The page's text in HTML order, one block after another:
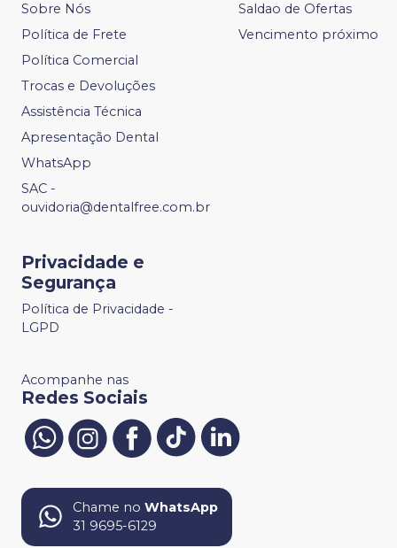
Sobre Nós
Política de Frete
Política Comercial
Trocas e Devoluções
Assistência Técnica
Apresentação Dental
WhatsApp
SAC -
ouvidoria@dentalfree.com.br
Saldao de Ofertas
Vencimento próximo
Privacidade e
Segurança
Política de Privacidade -
LGPD
Acompanhe nas
Redes Sociais
Chame no WhatsApp
31 9695-6129